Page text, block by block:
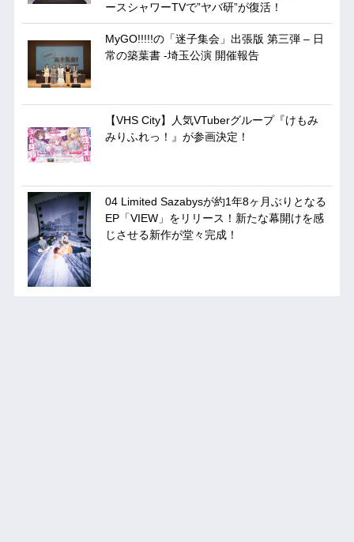
ースシャワーTVで”ヤバ研”が復活！
MyGO!!!!!の「迷子集会」出張版 第三弾 – 日
常の築葉書 -埼玉公演 開催報告
【VHS City】人気VTuberグループ『けもみ
みりふれっ！』が参画決定！
04 Limited Sazabysが約1年8ヶ月ぶりとなる
EP「VIEW」をリリース！新たな幕開けを感
じさせる新作が堂々完成！